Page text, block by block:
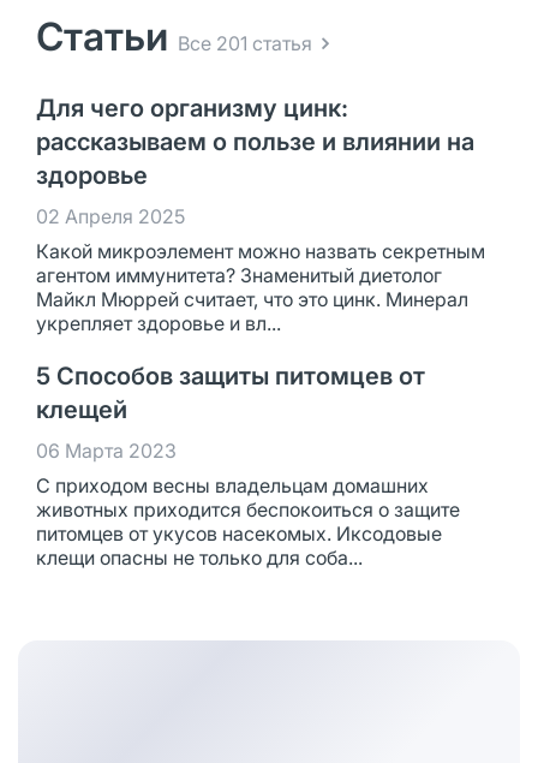
Статьи Все 201 статья
Для чего организму цинк:
рассказываем о пользе и влиянии на
здоровье
02 Апреля 2025
Какой микроэлемент можно назвать секретным
агентом иммунитета? Знаменитый диетолог
Майкл Мюррей считает, что это цинк. Минерал
укрепляет здоровье и вл...
5 Способов защиты питомцев от
клещей
06 Марта 2023
С приходом весны владельцам домашних
животных приходится беспокоиться о защите
питомцев от укусов насекомых. Иксодовые
клещи опасны не только для соба...